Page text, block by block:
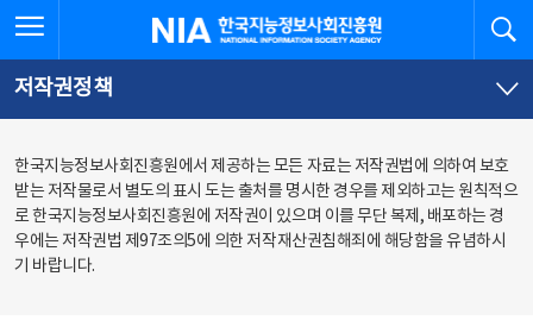
문
로
가
체
뉴
바
가
한국지능정보사회진흥원
저작권정책
한국지능정보사회진흥원에서 제공하는 모든 자료는 저작권법에 의하여 보호
받는 저작물로서 별도의 표시 도는 출처를 명시한 경우를 제외하고는 원칙적으
로 한국지능정보사회진흥원에 저작권이 있으며 이를 무단 복제, 배포하는 경
우에는 저작권법 제97조의5에 의한 저작재산권침해죄에 해당함을 유념하시
기 바랍니다.